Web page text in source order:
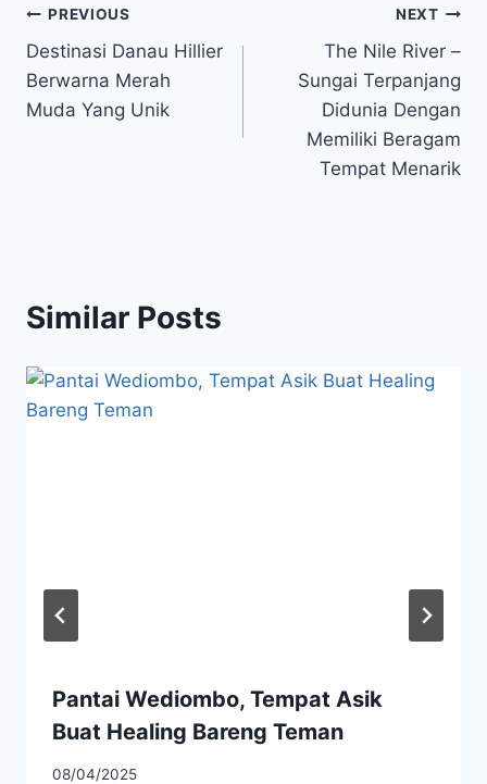
Post
navigation
PREVIOUS
Destinasi Danau Hillier
Berwarna Merah
Muda Yang Unik
NEXT
The Nile River –
Sungai Terpanjang
Didunia Dengan
Memiliki Beragam
Tempat Menarik
Similar Posts
Pantai Wediombo, Tempat Asik
Buat Healing Bareng Teman
08/04/2025